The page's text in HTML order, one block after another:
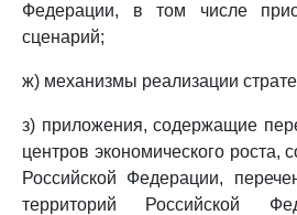
Федерации, в том числе
сценарий;
ж) механизмы реализации
з) приложения, содержащие
центров экономического роста,
Российской Федерации,
территорий Российской